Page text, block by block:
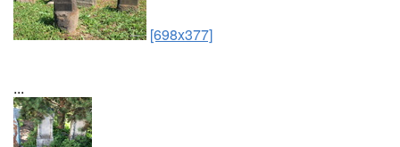
[698x377]
...